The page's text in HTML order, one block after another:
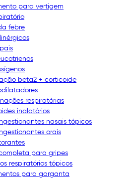
para vertigem
febre
beta2 + corticoide
respiratórias
inalatórios
nasais tópicos
orais
para gripes
respiratórios tópicos
para garganta